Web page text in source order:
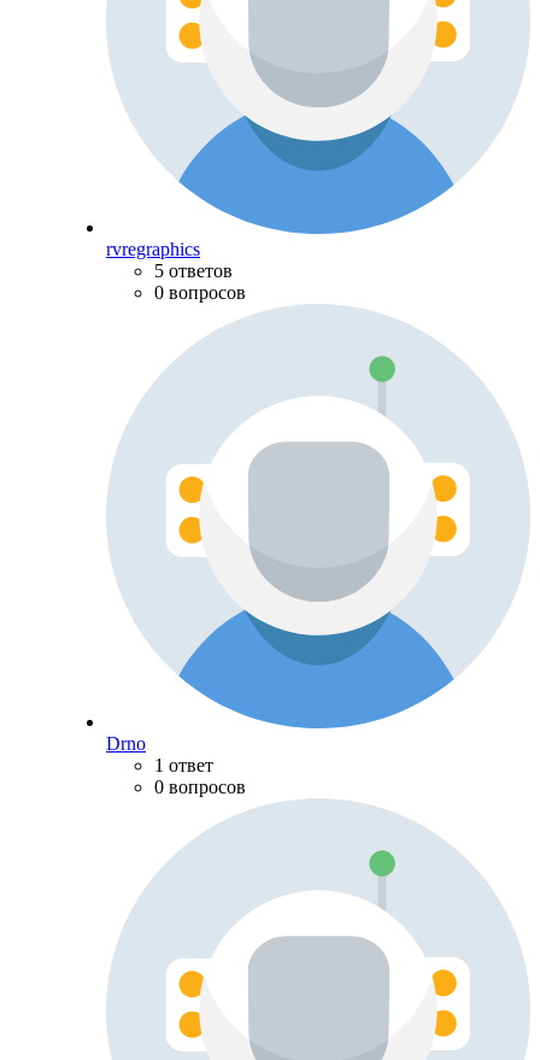
rvregraphics
5 ответов
0 вопросов
Drno
1 ответ
0 вопросов